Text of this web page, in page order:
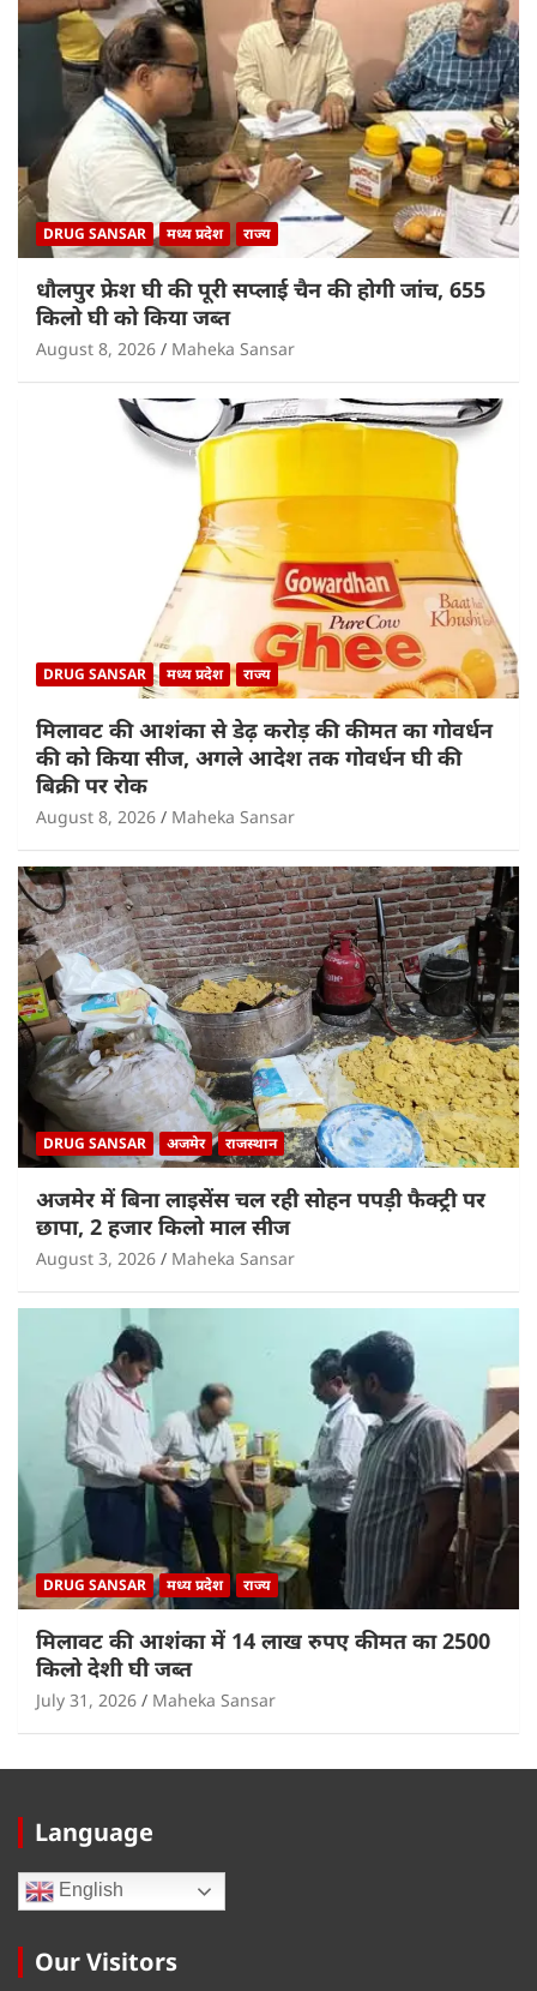
DRUG SANSAR मध्य प्रदेश राज्य
धौलपुर फ्रेश घी की पूरी सप्लाई चैन की होगी जांच, 655
किलो घी को किया जब्त
August 8, 2026 Maheka Sansar
DRUG SANSAR मध्य प्रदेश राज्य
मिलावट की आशंका से डेढ़ करोड़ की कीमत का गोवर्धन
की को किया सीज, अगले आदेश तक गोवर्धन घी की
बिक्री पर रोक
August 8, 2026 Maheka Sansar
DRUG SANSAR अजमेर राजस्थान
अजमेर में बिना लाइसेंस चल रही सोहन पपड़ी फैक्ट्री पर
छापा, 2 हजार किलो माल सीज
August 3, 2026 Maheka Sansar
DRUG SANSAR मध्य प्रदेश राज्य
मिलावट की आशंका में 14 लाख रुपए कीमत का 2500
किलो देशी घी जब्त
July 31, 2026 Maheka Sansar
Language
English
Our Visitors